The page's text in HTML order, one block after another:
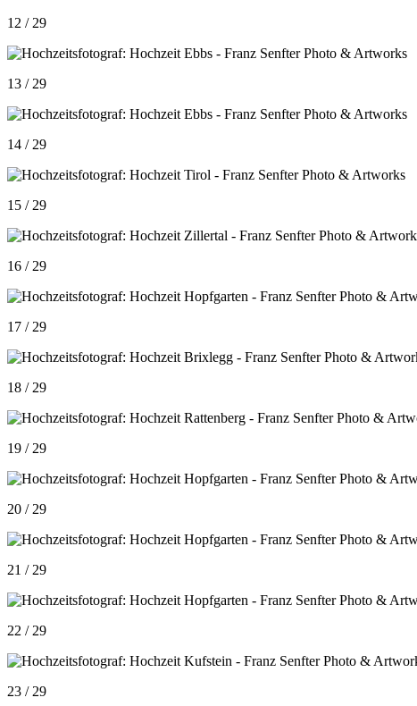
12 / 29
13 / 29
14 / 29
15 / 29
16 / 29
17 / 29
18 / 29
19 / 29
20 / 29
21 / 29
22 / 29
23 / 29